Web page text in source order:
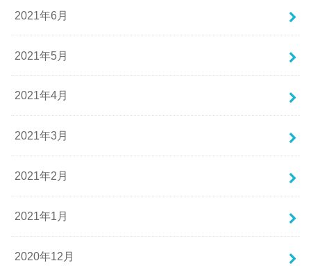
2021年6月
2021年5月
2021年4月
2021年3月
2021年2月
2021年1月
2020年12月